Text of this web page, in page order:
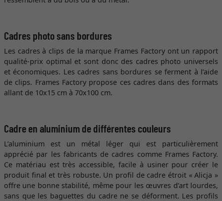
Cadres photo sans bordures
Les cadres à clips de la marque Frames Factory ont un rapport
qualité-prix optimal et sont donc des cadres photo universels
et économiques. Les cadres sans bordures se ferment à l’aide
de clips. Frames Factory propose ces cadres dans des formats
allant de 10x15 cm à 70x100 cm.
Cadre en aluminium de différentes couleurs
L’aluminium est un métal léger qui est particulièrement
apprécié par les fabricants de cadres comme Frames Factory.
Ce matériau est très accessible, facile à usiner pour créer le
produit final et très robuste. Un profil de cadre étroit « Alicja »
offre une bonne stabilité, même pour les œuvres d’art lourdes,
sans que les baguettes du cadre ne se déforment. Les profils